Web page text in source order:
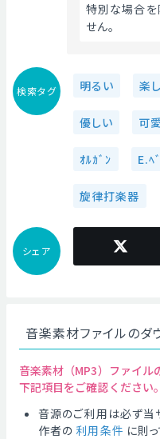
特別な場合を
せん。
検索タグ 明るい 楽
優しい 可
ｵﾙｶﾞﾝ E.ﾍ
旋律打楽器
シェア
音楽素材ファイルのダ
音楽素材（MP3）ファイル
下記項目をご確認ください。
音源のご利用は必ず当
作者の 利用条件 に則